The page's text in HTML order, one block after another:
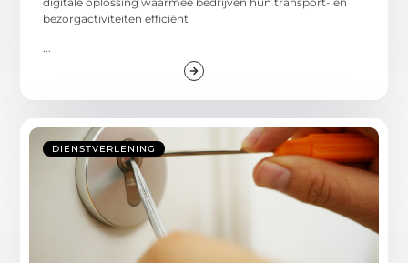
bezorgactiviteiten efficiënt
...
DIENSTVERLENING